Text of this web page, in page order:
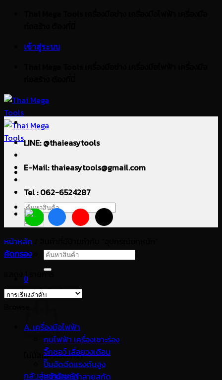
เข้าสู่ระบบ
ค้นหา:
ค้นหา:
0
ตะกร้าสินค้า
ไม่มีสินค้าในตะกร้า
กลับสู่หน้าร้านค้า
LINE: @thaieasytools
E-Mail: thaieasytools@gmail.com
Tel : 062-6524287
หน้าหลัก
คัดกรอง
แสดง 1 รายการ
A. เครื่องมือไฟฟ้า
กบไฟฟ้า เครื่องเซาะร่อง
จิ๊กซอว์ เลื่อยวงเดือน
ปั๊มอัดฉีดแรงดันสูง
สว่านเจาะทำลายสกัด